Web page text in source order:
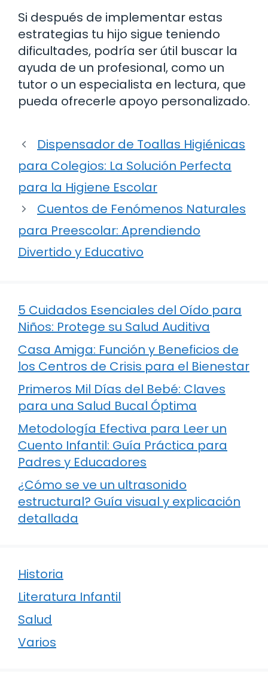
Si después de implementar estas
estrategias tu hijo sigue teniendo
dificultades, podría ser útil buscar la
ayuda de un profesional, como un
tutor o un especialista en lectura, que
pueda ofrecerle apoyo personalizado.
Dispensador de Toallas Higiénicas
para Colegios: La Solución Perfecta
para la Higiene Escolar
Cuentos de Fenómenos Naturales
para Preescolar: Aprendiendo
Divertido y Educativo
5 Cuidados Esenciales del Oído para
Niños: Protege su Salud Auditiva
Casa Amiga: Función y Beneficios de
los Centros de Crisis para el Bienestar
Primeros Mil Días del Bebé: Claves
para una Salud Bucal Óptima
Metodología Efectiva para Leer un
Cuento Infantil: Guía Práctica para
Padres y Educadores
¿Cómo se ve un ultrasonido
estructural? Guía visual y explicación
detallada
Historia
Literatura Infantil
Salud
Varios